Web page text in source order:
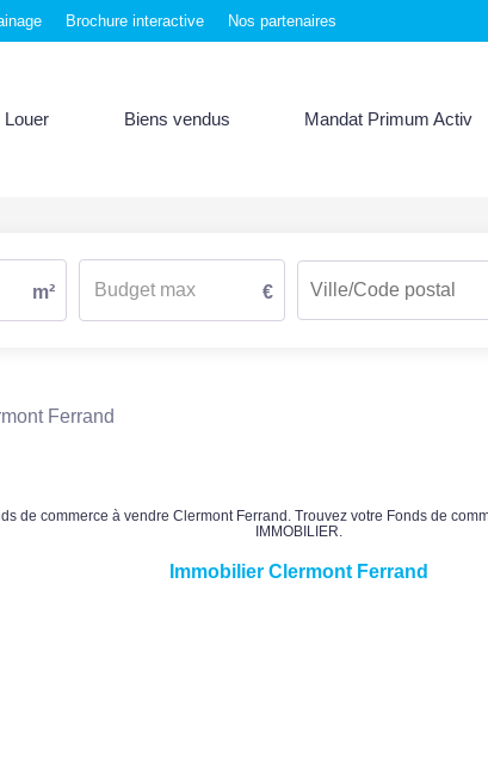
Brochure interactive Nos partenaires
Louer Biens vendus Mandat Primum Activ
m² €
Ferrand
de commerce à vendre Clermont Ferrand. Trouvez votre Fonds de
IMMOBILIER.
Immobilier Clermont Ferrand